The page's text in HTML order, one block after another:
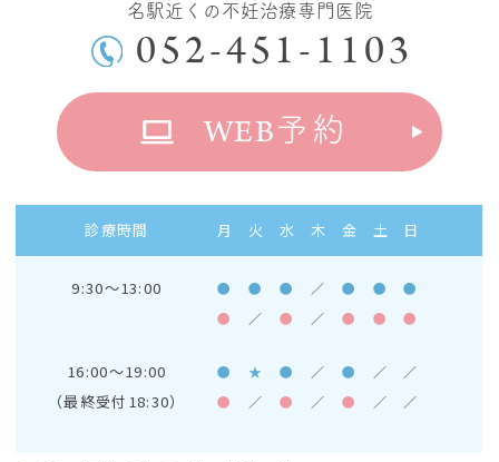
名駅近くの不妊治療専門医院
052-451-1103
WEB予約
診療時間 月 火 水 木 金 土 日
9:30～13:00 ● ● ● ／ ● ●
●
●
／ ● ／ ● ● ●
16:00～19:00 ● ★ ● ／ ● ／ ／
（最終受付18:30） ● ／ ● ／ ● ／ ／